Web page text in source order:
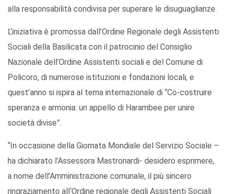
alla responsabilità condivisa per superare le disuguaglianze.
L’iniziativa è promossa dall’Ordine Regionale degli Assistenti
Sociali della Basilicata con il patrocinio del Consiglio
Nazionale dell’Ordine Assistenti sociali e del Comune di
Policoro, di numerose istituzioni e fondazioni locali, e
quest’anno si ispira al tema internazionale di “Co-costruire
speranza e armonia: un appello di Harambee per unire
società divise”.
“In occasione della Giornata Mondiale del Servizio Sociale –
ha dichiarato l’Assessora Mastronardi- desidero esprimere,
a nome dell’Amministrazione comunale, il più sincero
ringraziamento all‘Ordine regionale degli Assistenti Sociali